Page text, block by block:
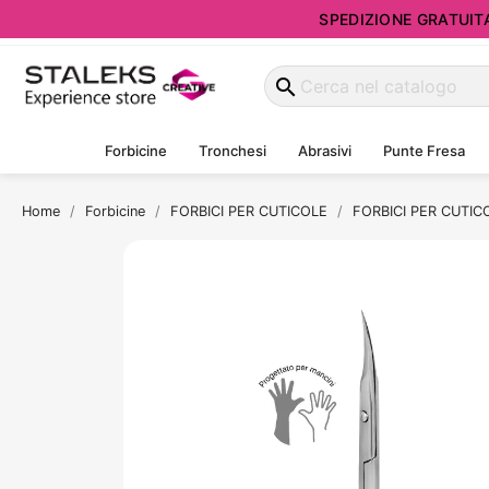
SPEDIZIONE
search
Forbicine Tronchesi Abrasivi Punte Fresa
Home Forbicine FORBICI PER CUTICOLE FORBICI PER